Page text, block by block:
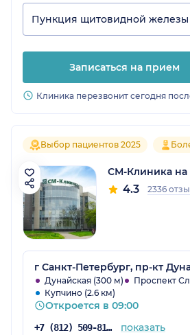
Пункция щитовидной железы
Записаться на прием
Клиника перезвонит сегодня
Выбор пациентов 2025
СМ-Клиника на
4.3 2336
г Санкт-Петербург, пр-кт
Дунайская (300 м)
Проспект
Купчино (2.6 км)
Откроется в 09:00
+7 (812) 509-81-68 показать